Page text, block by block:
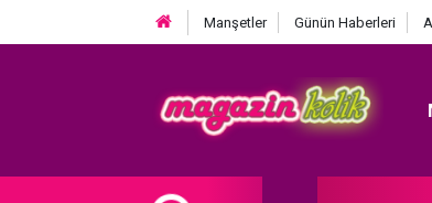
Manşetler Günün Haberleri